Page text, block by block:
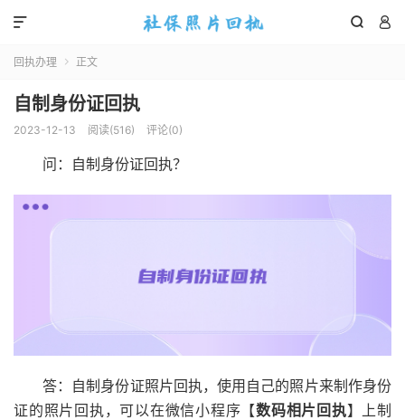
 

回执办理  正文
自制身份证回执
2023-12-13 阅读(516) 评论(0)
问：自制身份证回执？
答：自制身份证照片回执，使用自己的照片来制作身份
证的照片回执，可以在微信小程序【数码相片回执】上制